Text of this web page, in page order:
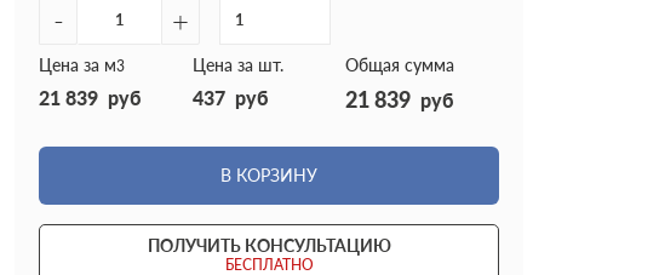
- +
Цена за м3
21 839 руб
Цена за шт.
437 руб
Общая сумма
21 839 руб
В КОРЗИНУ
ПОЛУЧИТЬ КОНСУЛЬТАЦИЮ
БЕСПЛАТНО